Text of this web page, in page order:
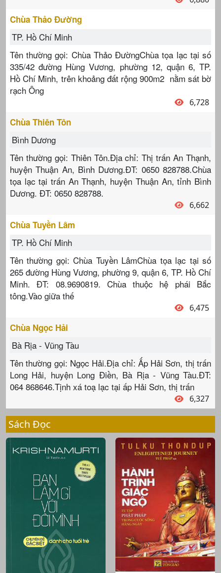
Chùa Thảo Đường
TP. Hồ Chí Minh
Tên thường gọi: Chùa Thảo ĐườngChùa tọa lạc tại số
335/42 đường Hùng Vương, phường 12, quận 6, TP.
Hồ Chí Minh, trên khoảng đất rộng 900m2 nằm sát bờ
rạch Ông
6,728
Chùa Thiên Tôn
Bình Dương
Tên thường gọi: Thiên Tôn.Địa chỉ: Thị trấn An Thạnh,
huyện Thuận An, Bình Dương.ĐT: 0650 828788.Chùa
tọa lạc tại trấn An Thạnh, huyện Thuận An, tỉnh Bình
Dương. ĐT: 0650 828788.
6,662
Chùa Tuyền Lâm
TP. Hồ Chí Minh
Tên thường gọi: Chùa Tuyền LâmChùa tọa lạc tại số
265 đường Hùng Vương, phường 9, quận 6, TP. Hồ Chí
Minh. ĐT: 08.9690819. Chùa thuộc hệ phái Bắc
tông.Vào giữa thế
6,475
Chùa Ngọc Hải
Bà Rịa - Vũng Tàu
Tên thường gọi: Ngọc Hải.Địa chỉ: Ấp Hải Sơn, thị trấn
Long Hải, huyện Long Điền, Bà Rịa - Vũng Tàu.ĐT:
064 868646.Tịnh xá toạ lạc tại ấp Hải Sơn, thị trấn
6,327
Sách Đọc